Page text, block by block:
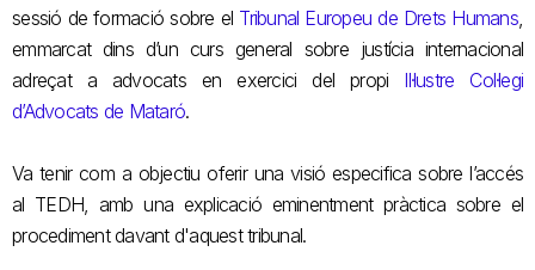
sessió de formació sobre el Tribunal Europeu de Drets Humans,
emmarcat dins d’un curs general sobre justícia internacional
adreçat a advocats en exercici del propi Il·lustre Col·legi
d’Advocats de Mataró.
Va tenir com a objectiu oferir una visió especifica sobre l’accés
al TEDH, amb una explicació eminentment pràctica sobre el
procediment davant d'aquest tribunal.